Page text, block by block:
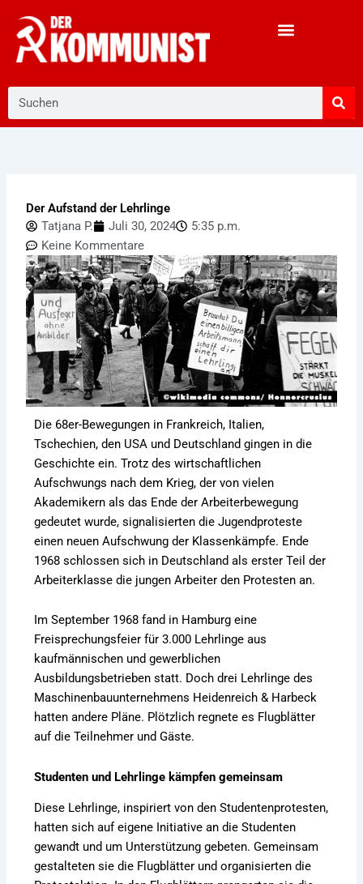
Inhalt
springen
Der Aufstand der Lehrlinge
Tatjana P.
Juli 30, 2024
5:35 p.m.
Keine Kommentare
Die 68er-Bewegungen in Frankreich, Italien,
Tschechien, den USA und Deutschland gingen in die
Geschichte ein. Trotz des wirtschaftlichen
Aufschwungs nach dem Krieg, der von vielen
Akademikern als das Ende der Arbeiterbewegung
gedeutet wurde, signalisierten die Jugendproteste
einen neuen Aufschwung der Klassenkämpfe. Ende
1968 schlossen sich in Deutschland als erster Teil der
Arbeiterklasse die jungen Arbeiter den Protesten an.
Im September 1968 fand in Hamburg eine
Freisprechungsfeier für 3.000 Lehrlinge aus
kaufmännischen und gewerblichen
Ausbildungsbetrieben statt. Doch drei Lehrlinge des
Maschinenbauunternehmens Heidenreich & Harbeck
hatten andere Pläne. Plötzlich regnete es Flugblätter
auf die Teilnehmer und Gäste.
Studenten und Lehrlinge kämpfen gemeinsam
Diese Lehrlinge, inspiriert von den Studentenprotesten,
hatten sich auf eigene Initiative an die Studenten
gewandt und um Unterstützung gebeten. Gemeinsam
gestalteten sie die Flugblätter und organisierten die